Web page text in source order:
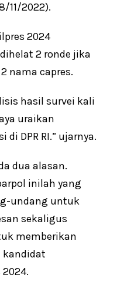
11/2022).
2024
2 ronde jika
nama capres.
hasil survei kali
uraikan
DPR RI.” ujarnya.
dua alasan.
inilah yang
undang untuk
sekaligus
memberikan
kandidat